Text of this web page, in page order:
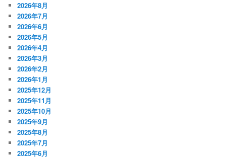
2026年8月
2026年7月
2026年6月
2026年5月
2026年4月
2026年3月
2026年2月
2026年1月
2025年12月
2025年11月
2025年10月
2025年9月
2025年8月
2025年7月
2025年6月